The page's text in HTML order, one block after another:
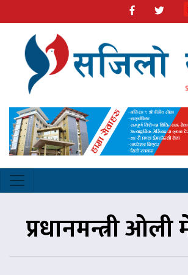
प्रधानमन्त्री ओली